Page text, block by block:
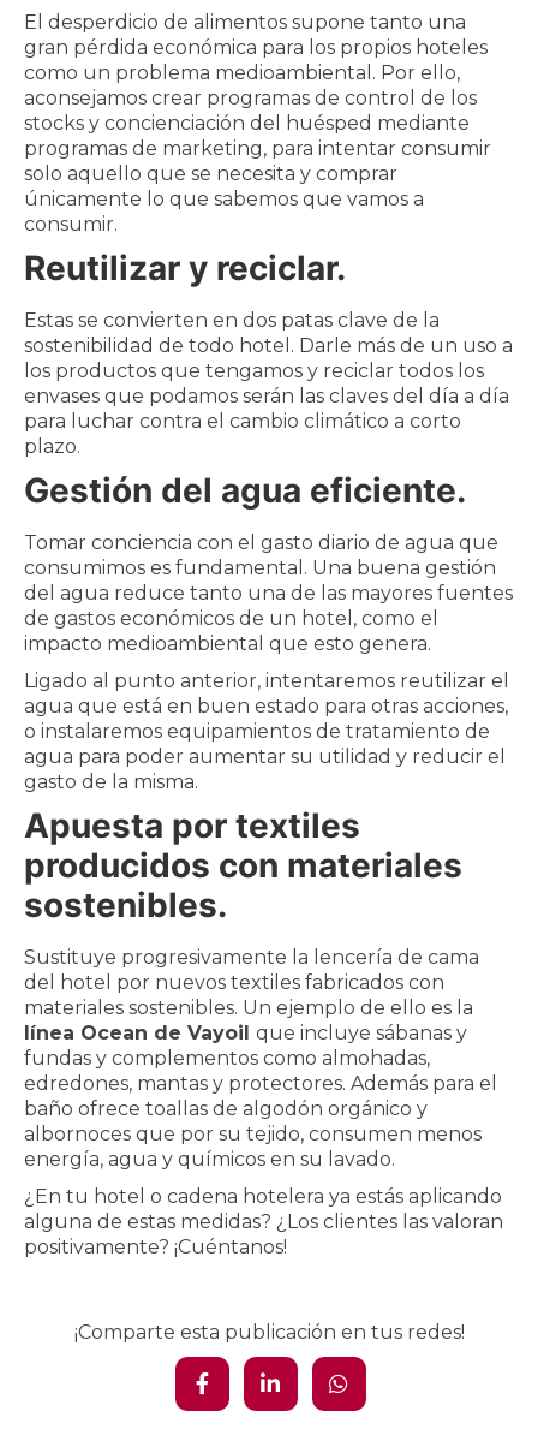
El desperdicio de alimentos supone tanto una
gran pérdida económica para los propios hoteles
como un problema medioambiental. Por ello,
aconsejamos crear programas de control de los
stocks y concienciación del huésped mediante
programas de marketing, para intentar consumir
solo aquello que se necesita y comprar
únicamente lo que sabemos que vamos a
consumir.
Reutilizar y reciclar.
Estas se convierten en dos patas clave de la
sostenibilidad de todo hotel. Darle más de un uso a
los productos que tengamos y reciclar todos los
envases que podamos serán las claves del día a día
para luchar contra el cambio climático a corto
plazo.
Gestión del agua eficiente.
Tomar conciencia con el gasto diario de agua que
consumimos es fundamental. Una buena gestión
del agua reduce tanto una de las mayores fuentes
de gastos económicos de un hotel, como el
impacto medioambiental que esto genera.
Ligado al punto anterior, intentaremos reutilizar el
agua que está en buen estado para otras acciones,
o instalaremos equipamientos de tratamiento de
agua para poder aumentar su utilidad y reducir el
gasto de la misma.
Apuesta por textiles
producidos con materiales
sostenibles.
Sustituye progresivamente la lencería de cama
del hotel por nuevos textiles fabricados con
materiales sostenibles. Un ejemplo de ello es la
línea Ocean de Vayoil que incluye sábanas y
fundas y complementos como almohadas,
edredones, mantas y protectores. Además para el
baño ofrece toallas de algodón orgánico y
albornoces que por su tejido, consumen menos
energía, agua y químicos en su lavado.
¿En tu hotel o cadena hotelera ya estás aplicando
alguna de estas medidas? ¿Los clientes las valoran
positivamente? ¡Cuéntanos!
¡Comparte esta publicación en tus redes!